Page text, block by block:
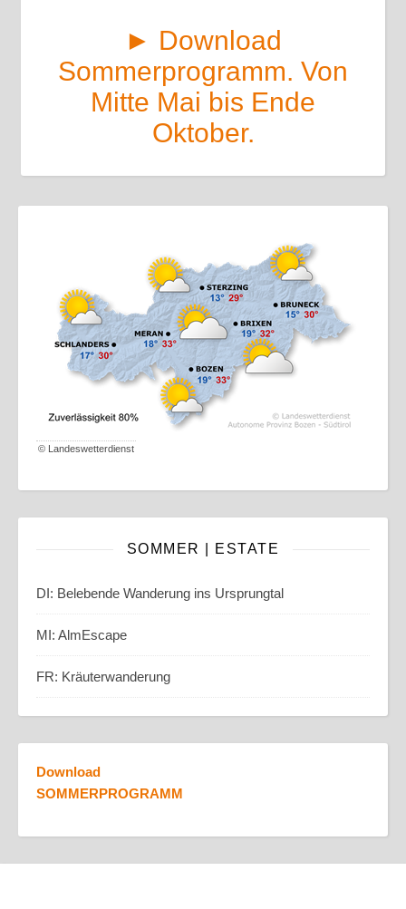
► Download
Sommerprogramm. Von
Mitte Mai bis Ende
Oktober.
© Landeswetterdienst
SOMMER | ESTATE
DI: Belebende Wanderung ins Ursprungtal
MI: AlmEscape
FR: Kräuterwanderung
Download
SOMMERPROGRAMM